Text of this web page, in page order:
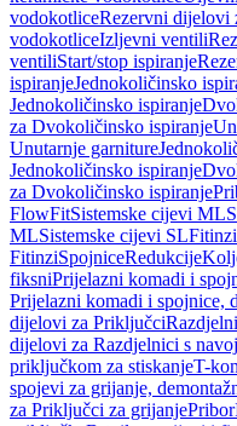
vodokotliceRezervni dijelovi
vodokotliceIzljevni ventili
ventiliStart/stop ispiranje
ispiranjeJednokoličinsko
Jednokoličinsko ispiranje
za Dvokoličinsko ispiranje
Unutarnje garniture
Jednokoličinsko ispiranje
za Dvokoličinsko ispiranje
FlowFitSistemske cijevi ML
MLSistemske cijevi SLFitinzi
FitinziSpojniceRedukcije
fiksniPrijelazni komadi i
Prijelazni komadi i spojnice,
dijelovi za Priključci
dijelovi za Razdjelnici s
priključkom za stiskanjeT-
spojevi za grijanje,
za Priključci za grijanjePribor